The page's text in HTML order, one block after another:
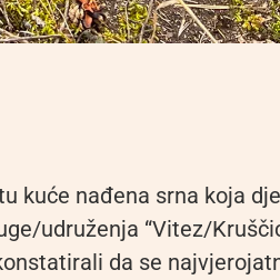
kuće nađena srna koja
udruženja “Vitez/
da se